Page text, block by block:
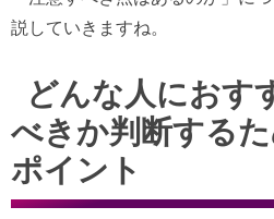
説していきますね。
どんな人におす
べきか判断する
ポイント